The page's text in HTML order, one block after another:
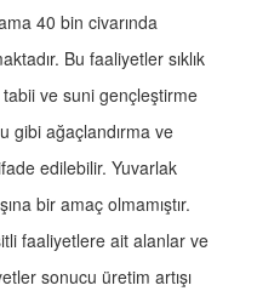
40 bin civarında
Bu faaliyetler sıklık
ve suni gençleştirme
gibi ağaçlandırma ve
edilebilir. Yuvarlak
bir amaç olmamıştır.
faaliyetlere ait alanlar ve
sonucu üretim artışı